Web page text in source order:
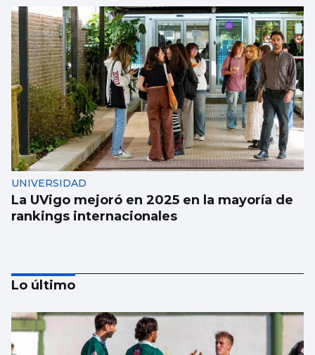
UNIVERSIDAD
La UVigo mejoró en 2025 en la mayoría de
rankings internacionales
Lo último